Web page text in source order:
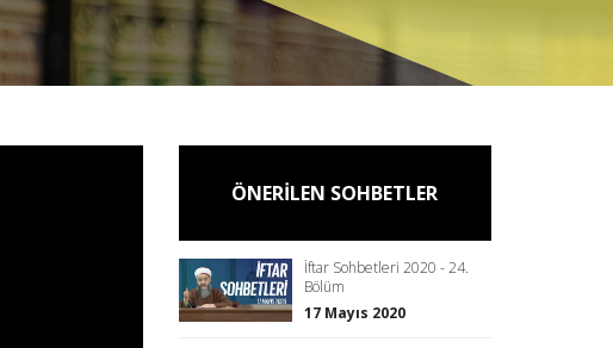
ÖNERİLEN SOHBETLER
İftar Sohbetleri 2020 - 24.
Bölüm
17 Mayıs 2020